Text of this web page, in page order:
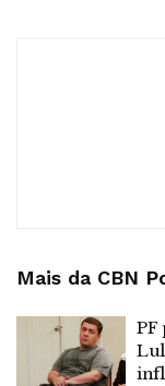
Mais da CBN
PF